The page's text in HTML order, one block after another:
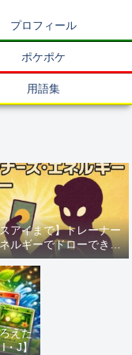
プロフィール
ポケポケ
用語集
アイまで】トレーナー
ルギーでドローできる
まとめ【H・I・J】
えた
・J】